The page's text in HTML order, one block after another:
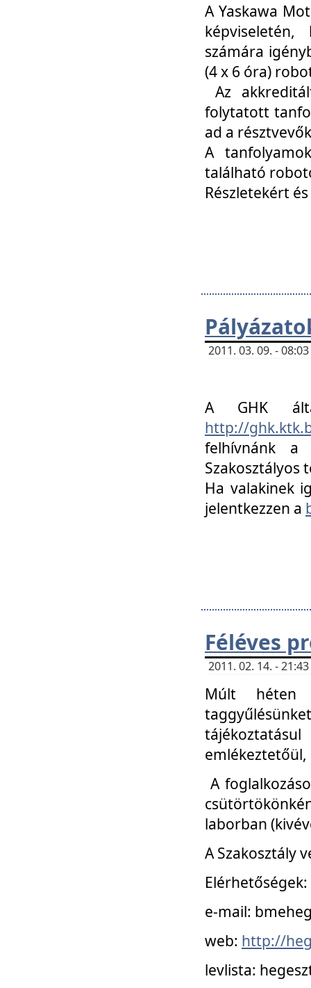
A Yaskawa
számára
(4 x 6 óra)
Az
folytatott
ad a
A
található
Részletekért
2011. 03. 09. -
A GHK
http://
felhívnánk a
Szakosztályos
Ha valakinek
jelentkezzen a
Féléves
2011. 02. 14. -
Múlt héten
emlékeztetőül,
A
laborban
A Szakosztály
Elérhetőségek:
e-mail:
web: http://
levlista: